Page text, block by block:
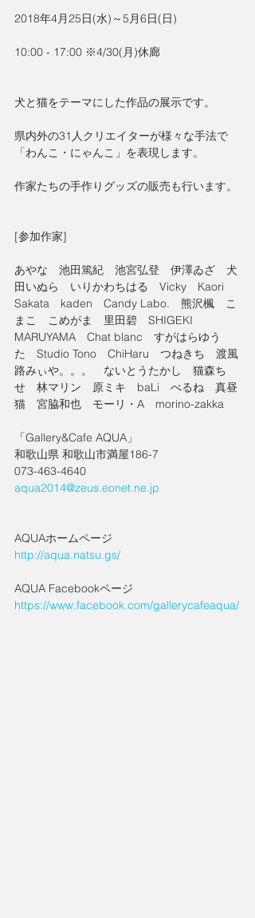
2018年4月25日(水)～5月6日(日)
10:00 - 17:00 ※4/30(月)休廊
犬と猫をテーマにした作品の展示です。
県内外の31人クリエイターが様々な手法で
「わんこ・にゃんこ」を表現します。
作家たちの手作りグッズの販売も行います。
[参加作家]
あやな　池田篤紀　池宮弘登　伊澤ゐざ　犬
田いぬら　いりかわちはる　Vicky　Kaori
Sakata　kaden　Candy Labo.　熊沢楓　こ
まこ　こめがま　里田碧　SHIGEKI
MARUYAMA　Chat blanc　すがはらゆう
た　Studio Tono　ChiHaru　つねきち　渡風
路みぃや。。。　ないとうたかし　猫森ち
せ　林マリン　原ミキ　baLi　べるね　真昼
猫　宮脇和也　モーリ・A　morino-zakka
「Gallery&Cafe AQUA」
和歌山県 和歌山市満屋186-7
073-463-4640
aqua2014@zeus.eonet.ne.jp
AQUAホームページ
http://aqua.natsu.gs/
AQUA Facebookページ
https://www.facebook.com/gallerycafeaqua/